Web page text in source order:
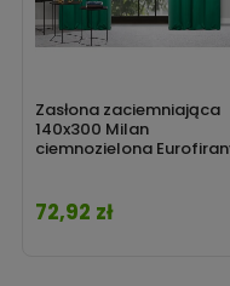
Zasłona zaciemniająca
140x300 Milan
ciemnozielona
Cena
72,92 zł